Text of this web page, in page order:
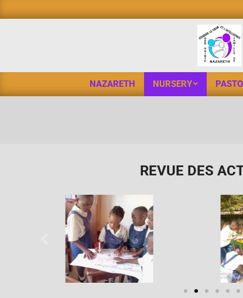
NAZARETH NURSERY
REVUE DES